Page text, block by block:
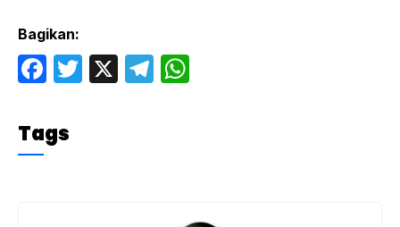
Bagikan:
F
c
e
T
X
T
Tags